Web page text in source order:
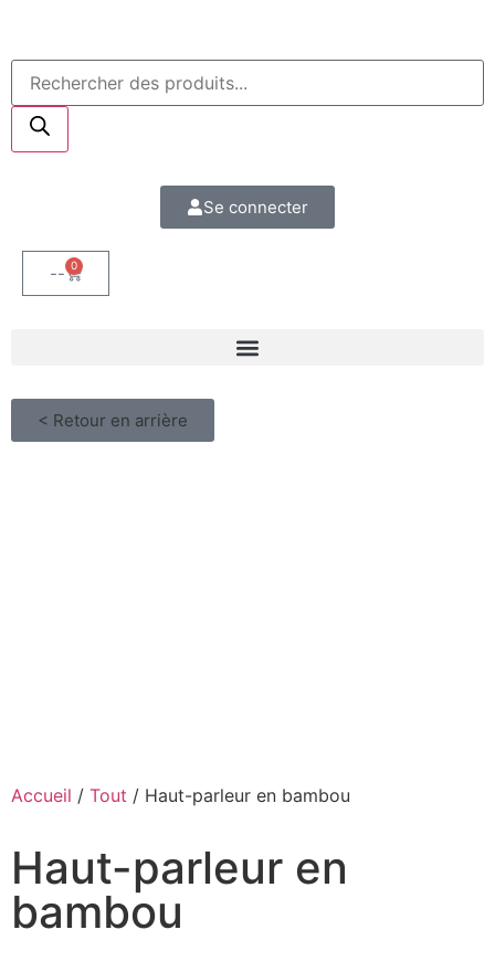
Se connecter
-- 0
< Retour en arrière
Accueil / Tout / Haut-parleur en bambou
Haut-parleur en
bambou